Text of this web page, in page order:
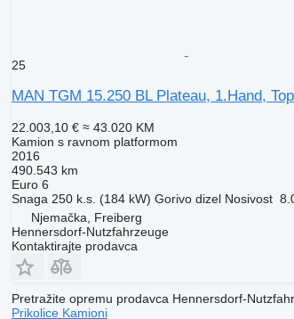
25
MAN TGM 15.250 BL Plateau, 1.Hand,
22.003,10 € ≈ 43.020 KM
Kamion s ravnom platformom
2016
490.543 km
Euro 6
Snaga 250 k.s. (184 kW) Gorivo dizel Nosivost
Njemačka, Freiberg
Hennersdorf-Nutzfahrzeuge
Kontaktirajte prodavca
Pretražite opremu prodavca Hennersdorf-
Prikolice Kamioni